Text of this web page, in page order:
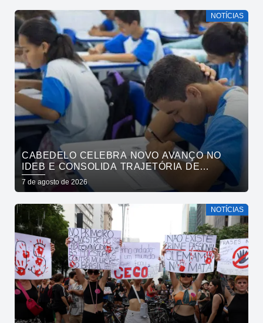
NOTÍCIAS
CABEDELO CELEBRA NOVO AVANÇO NO
IDEB E CONSOLIDA TRAJETÓRIA DE
CRESCIMENTO NA EDUCAÇÃO PÚBLICA
7 de agosto de 2026
NOTÍCIAS